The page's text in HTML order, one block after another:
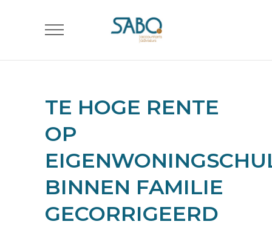
TE HOGE RENTE
OP
BINNEN FAMILIE
GECORRIGEERD